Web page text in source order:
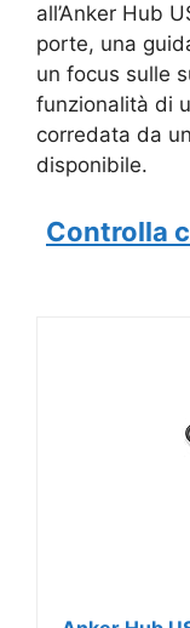
all’Anker Hub
porte, una
un focus sulle
funzionalità di
corredata da
disponibile.
Controlla